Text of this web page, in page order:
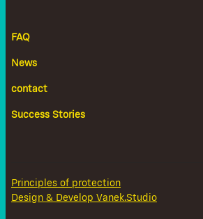
FAQ
News
contact
Success Stories
Principles of protection
Design & Develop Vanek.Studio